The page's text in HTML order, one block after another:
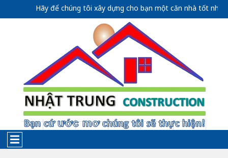
Hãy để chúng tôi xây dựng cho bạn một căn nhà tốt nhất,